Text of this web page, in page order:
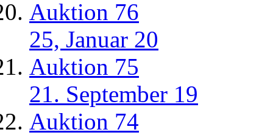
Auktion 76
25, Januar 20
Auktion 75
21. September 19
Auktion 74